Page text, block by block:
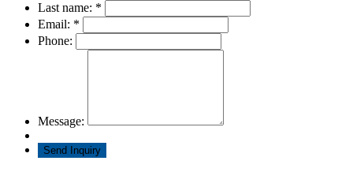
Last name: *
Email: *
Phone:
Message: